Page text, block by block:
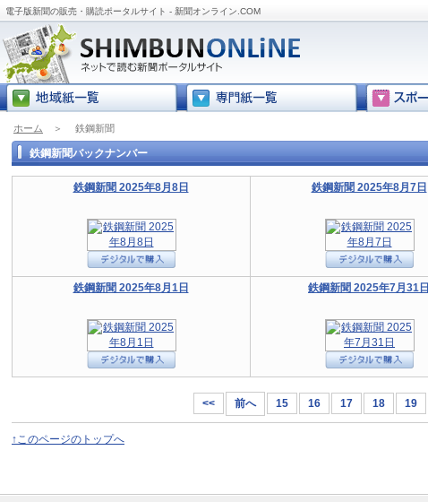
電子版新聞の販売・購読ポータルサイト - 新聞オンライン.COM
ホーム ＞ 鉄鋼新聞
鉄鋼新聞バックナンバー
鉄鋼新聞 2025年8月8日 鉄鋼新聞 2025年8月7日
鉄鋼新聞 2025年8月1日 鉄鋼新聞 2025年7月31日
<< 前へ 15 16 17 18 19
↑このページのトップへ